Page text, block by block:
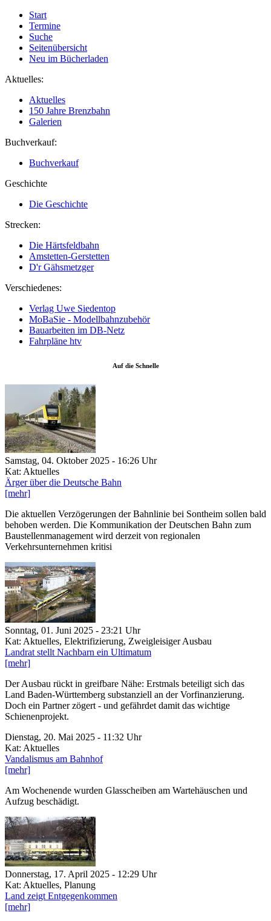
Start
Termine
Suche
Seitenübersicht
Neu im Bücherladen
Aktuelles:
Aktuelles
150 Jahre Brenzbahn
Galerien
Buchverkauf:
Buchverkauf
Geschichte
Die Geschichte
Strecken:
Die Härtsfeldbahn
Amstetten-Gerstetten
D'r Gähsmetzger
Verschiedenes:
Verlag Uwe Siedentop
MoBaSie - Modellbahnzubehör
Bauarbeiten im DB-Netz
Fahrpläne htv
Auf die Schnelle
Samstag, 04. Oktober 2025 - 16:26 Uhr
Kat: Aktuelles
Ärger über die Deutsche Bahn
[mehr]
Die aktuellen Verzögerungen der Bahnlinie bei Sontheim sollen bald
behoben werden. Die Kommunikation der Deutschen Bahn zum
Baustellenmanagement wird derzeit von regionalen
Verkehrsunternehmen kritisi
Sonntag, 01. Juni 2025 - 23:21 Uhr
Kat: Aktuelles, Elektrifizierung, Zweigleisiger Ausbau
Landrat stellt Nachbarn ein Ultimatum
[mehr]
Der Ausbau rückt in greifbare Nähe: Erstmals beteiligt sich das
Land Baden-Württemberg substanziell an der Vorfinanzierung.
Doch ein Partner zögert - und gefährdet damit das wichtige
Schienenprojekt.
Dienstag, 20. Mai 2025 - 11:32 Uhr
Kat: Aktuelles
Vandalismus am Bahnhof
[mehr]
Am Wochenende wurden Glasscheiben am Wartehäuschen und
Aufzug beschädigt.
Donnerstag, 17. April 2025 - 12:29 Uhr
Kat: Aktuelles, Planung
Land zeigt Entgegenkommen
[mehr]